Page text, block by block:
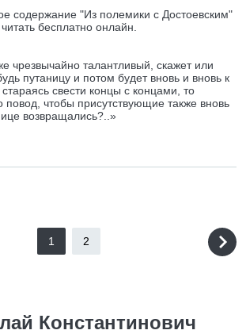
содержание "Из полемики с Достоевским"
читать бесплатно онлайн.
чрезвычайно талантливый, скажет или
путаницу и потом будет вновь и вновь к
свести концы с концами, то
повод, чтобы присутствующие также вновь
возвращались?..»
1 2
Константинович